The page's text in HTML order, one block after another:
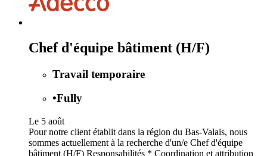
Chef d'équipe bâtiment (H/F)
Travail temporaire
•Fully
Le 5 août
Pour notre client établit dans la région du Bas-Valais, nous
sommes actuellement à la recherche d'un/e Chef d'équipe
bâtiment (H/F) Responsabilités * Coordination et attribution